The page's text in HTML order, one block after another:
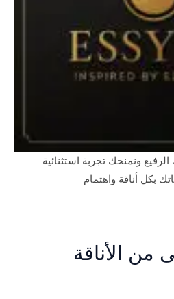
ونمنحك تجربة استثنائية
بكل أناقة واهتمام
من الأناقة